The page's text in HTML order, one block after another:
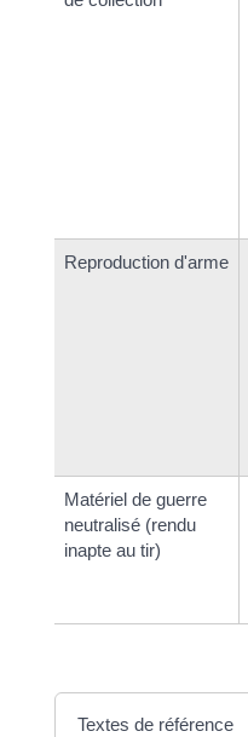
Reproduction d'arme
Matériel de guerre
neutralisé (rendu
inapte au tir)
Textes de référence